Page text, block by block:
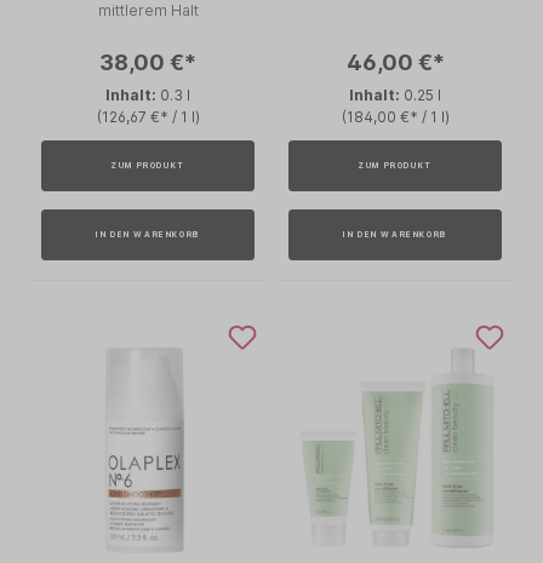
mittlerem Halt
38,00 €*
Inhalt: 0.3 l
(126,67 €* / 1 l)
ZUM PRODUKT
IN DEN WARENKORB
46,00 €*
Inhalt: 0.25 l
(184,00 €* / 1 l)
ZUM PRODUKT
IN DEN WARENKORB